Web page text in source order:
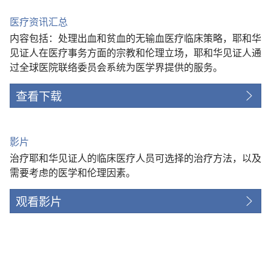
医疗资讯汇总
内容包括：处理出血和贫血的无输血医疗临床策略，耶和华
见证人在医疗事务方面的宗教和伦理立场，耶和华见证人通
过全球医院联络委员会系统为医学界提供的服务。
查看下载
影片
治疗耶和华见证人的临床医疗人员可选择的治疗方法，以及
需要考虑的医学和伦理因素。
观看影片